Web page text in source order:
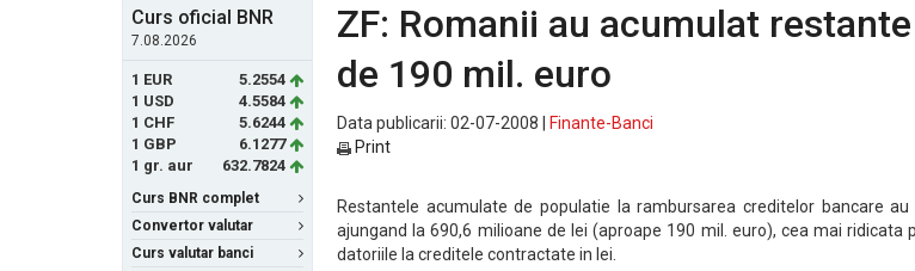
Curs oficial BNR
7.08.2026
1 EUR
5.2554
1 USD
4.5584
1 CHF
5.6244
1 GBP
6.1277
1 gr. aur
632.7824
Curs BNR complet
Convertor valutar
Curs valutar banci
ZF: Romanii au acumulat
de 190 mil. euro
Data publicarii: 02-07-2008 |
Finante-Banci
Print
Restantele acumulate de populatie la rambursarea creditelor bancare
ajungand la 690,6 milioane de lei (aproape 190 mil. euro), cea mai ridicata
datoriile la creditele contractate in lei.